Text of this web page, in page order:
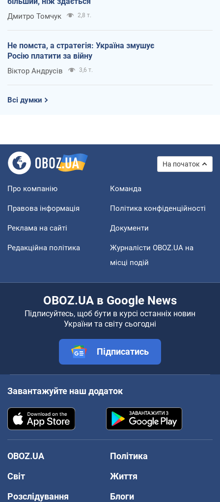
Дмитро Томчук 2,8 т.
Не помста, а стратегія: Україна змушує
Росію платити за війну
Віктор Андрусів 3,6 т.
Всі думки
На початок
Про компанію Команда
Правова інформація Політика конфіденційності
Реклама на сайті Документи
Редакційна політика
Журналісти OBOZ.UA на
місці подій
OBOZ.UA в Google News
Підписуйтесь, щоб бути в курсі останніх новин
України та світу сьогодні
Підписатись
Завантажуйте наш додаток
OBOZ.UA
Політика
Світ
Життя
Розслідування
Блоги